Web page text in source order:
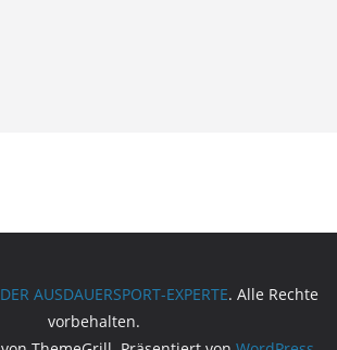
DER AUSDAUERSPORT-EXPERTE. Alle Rechte
vorbehalten.